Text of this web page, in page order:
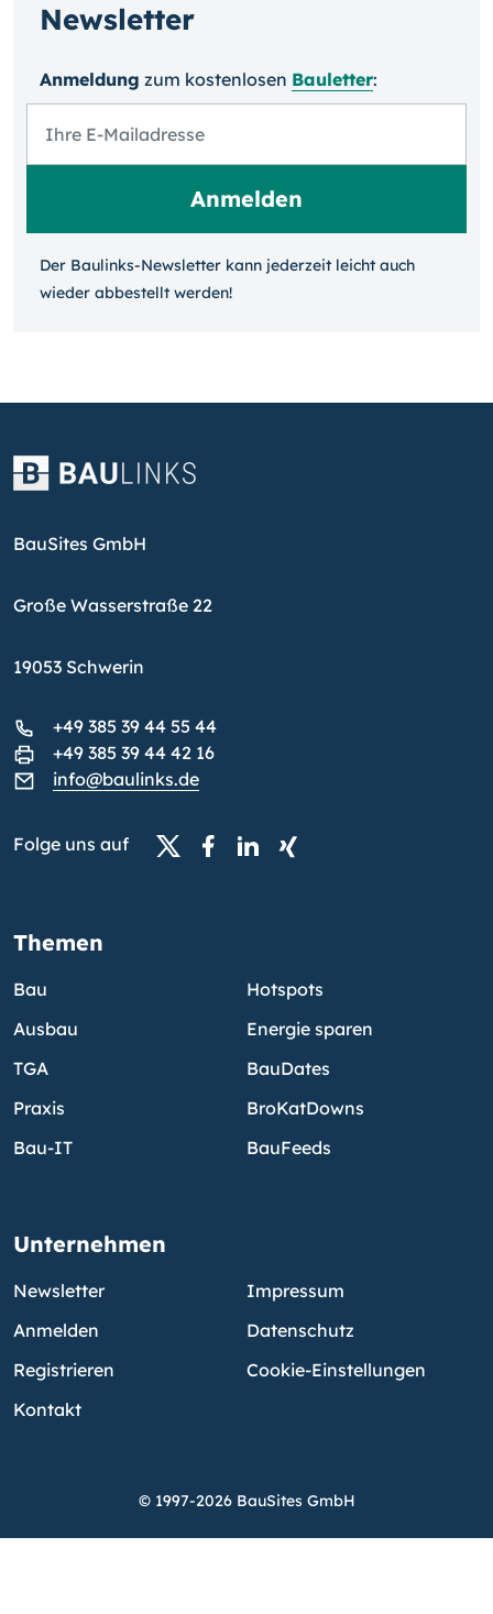
Newsletter
Anmeldung zum kosten­losen Bauletter:
Der Baulinks-Newsletter kann jeder­zeit leicht auch
wieder ab­bestellt werden!
BauSites GmbH
Große Wasserstraße 22
19053 Schwerin
+49 385 39 44 55 44
+49 385 39 44 42 16
info@baulinks.de
Folge uns auf
Themen
Bau
Ausbau
TGA
Praxis
Bau-IT
Hotspots
Energie sparen
BauDates
BroKatDowns
BauFeeds
Unternehmen
Newsletter
Anmelden
Registrieren
Kontakt
Impressum
Datenschutz
Cookie-Einstellungen
© 1997-2026 BauSites GmbH